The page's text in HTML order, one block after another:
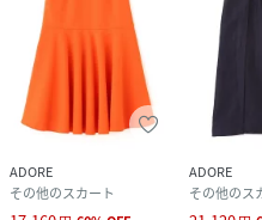
３６、３８
クリーニング 家庭での
品番
NK9806_531
531-
ADORE
その他のスカート
ADORE
その他のス